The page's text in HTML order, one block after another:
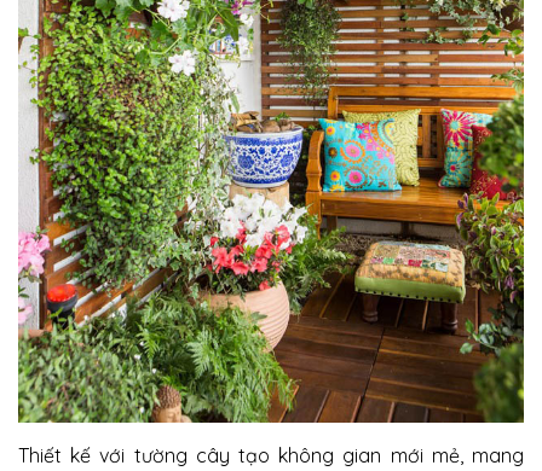
Thiết kế với tường cây tạo không gian mới mẻ, mang